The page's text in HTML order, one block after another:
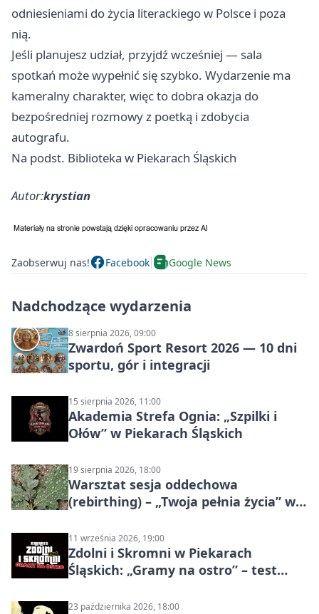
odniesieniami do życia literackiego w Polsce i poza
nią.
Jeśli planujesz udział, przyjdź wcześniej — sala
spotkań może wypełnić się szybko. Wydarzenie ma
kameralny charakter, więc to dobra okazja do
bezpośredniej rozmowy z poetką i zdobycia
autografu.
Na podst. Biblioteka w Piekarach Śląskich
Autor:krystian
Zaobserwuj nas! Facebook Google News
Nadchodzące wydarzenia
8 sierpnia 2026, 09:00
Zwardoń Sport Resort 2026 — 10 dni
sportu, gór i integracji
15 sierpnia 2026, 11:00
Akademia Strefa Ognia: „Szpilki i
Ołów” w Piekarach Śląskich
19 sierpnia 2026, 18:00
Warsztat sesja oddechowa
(rebirthing) – „Twoja pełnia życia” w
11 września 2026, 19:00
Zdolni i Skromni w Piekarach
Śląskich: „Gramy na ostro” – test
23 października 2026, 18:00